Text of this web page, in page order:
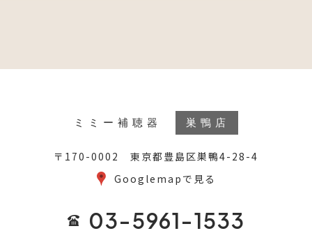
ミミー補聴器 巣鴨店
〒170-0002 東京都豊島区巣鴨4-28-4
Googlemapで見る
03-5961-1533